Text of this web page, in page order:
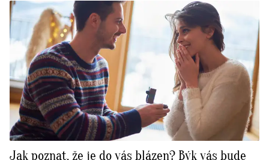
Jak poznat, že je do vás blázen? Býk vás bude